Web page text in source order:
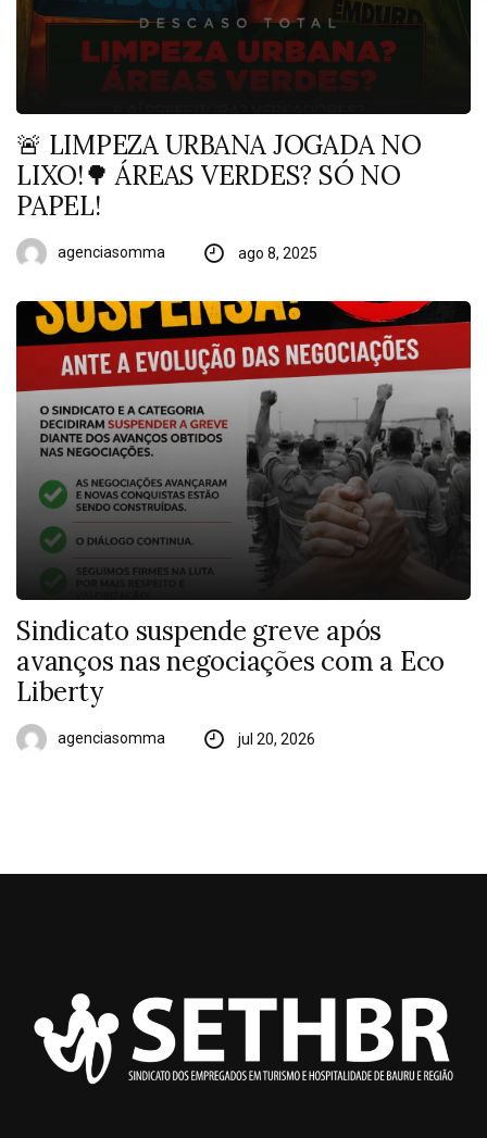
🚨 LIMPEZA URBANA JOGADA NO
LIXO!🌳 ÁREAS VERDES? SÓ NO
PAPEL!
agenciasomma ago 8, 2025
Sindicato suspende greve após
avanços nas negociações com a Eco
Liberty
agenciasomma jul 20, 2026